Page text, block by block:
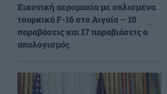
Εικονική αερομαχία με οπλισμένα
τουρκικά F-16 στο Αιγαίο – 10
παραβάσεις και 17 παραβιάσεις ο
απολογισμός